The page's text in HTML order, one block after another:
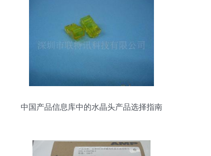
中国产品信息库中的水晶头产品选择指南